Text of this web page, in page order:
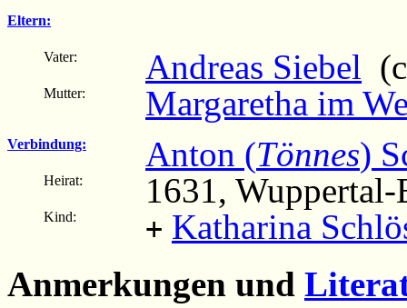
Eltern:
Vater: Andreas Siebel
Mutter: Margaretha im
Verbindung: Anton (Tönnes)
Heirat: 1631,
Kind: + Katharina
Anmerkungen und